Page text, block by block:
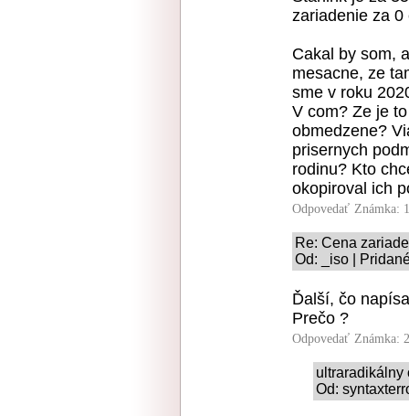
zariadenie za 0
Cakal by som,
mesacne, ze
sme v roku
V com? Ze je
obmedzene?
prisernych
rodinu? Kto
okopiroval ich
Odpovedať Známka:
Re: Cena
Od: _iso |
Ďalší, čo
Prečo ?
Odpovedať Známka:
ultraradikálny
Od: